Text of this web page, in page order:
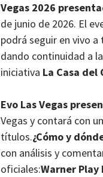
Vegas 2026
de junio de 2026. El
podrá seguir en vivo a
dando continuidad a
iniciativa La Casa del
Evo Las Vegas
Vegas y contará con
títulos.¿Cómo y
con análisis y
oficiales:Warner Play